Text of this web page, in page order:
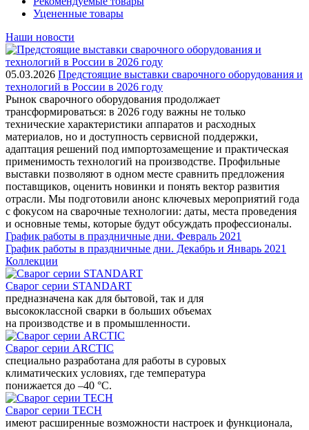
Уцененные товары
Наши новости
05.03.2026 Предстоящие выставки сварочного оборудования и
технологий в России в 2026 году
Рынок сварочного оборудования продолжает
трансформироваться: в 2026 году важны не только
технические характеристики аппаратов и расходных
материалов, но и доступность сервисной поддержки,
адаптация решений под импортозамещение и практическая
применимость технологий на производстве. Профильные
выставки позволяют в одном месте сравнить предложения
поставщиков, оценить новинки и понять вектор развития
отрасли. Мы подготовили анонс ключевых мероприятий года
с фокусом на сварочные технологии: даты, места проведения
и основные темы, которые будут обсуждать профессионалы.
График работы в праздничные дни. Февраль 2021
График работы в праздничные дни. Декабрь и Январь 2021
Коллекции
Сварог серии STANDART
предназначена как для бытовой, так и для
высококлассной сварки в больших объемах
на производстве и в промышленности.
Сварог серии ARCTIC
специально разработана для работы в суровых
климатических условиях, где температура
понижается до –40 °С.
Сварог серии TECH
имеют расширенные возможности настроек и функционала,